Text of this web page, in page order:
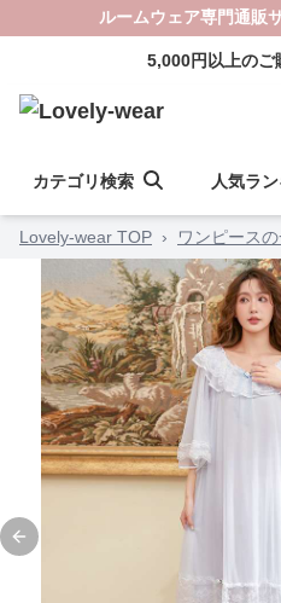
ルームウェア専門通販
5,000円以上のご
カテゴリ検索 人気ラ
Lovely-wear TOP › ワンピース
Previous slide